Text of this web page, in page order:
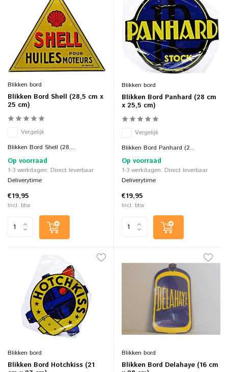
Blikken bord
Blikken Bord Shell (28,5 cm x
25 cm)
Vergelijk
Blikken Bord Shell (28,...
Op voorraad
1-3 werkdagen: Direct leverbaar
Deliverytime
€19,95
Incl. btw
Blikken bord
Blikken Bord Panhard (28 cm
x 25,5 cm)
Vergelijk
Blikken Bord Panhard (2...
Op voorraad
1-3 werkdagen: Direct leverbaar
Deliverytime
€19,95
Incl. btw
Blikken bord
Blikken Bord Hotchkiss (21
Blikken bord
Blikken Bord Delahaye (16 cm